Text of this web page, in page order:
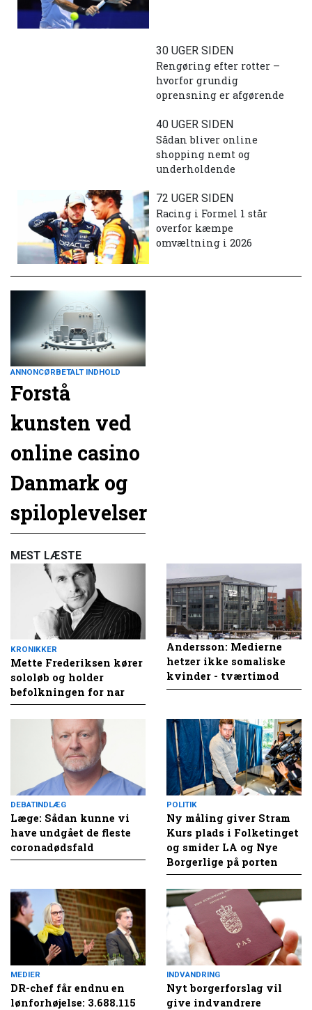
30 UGER SIDEN
Rengøring efter rotter –
hvorfor grundig
oprensning er afgørende
40 UGER SIDEN
Sådan bliver online
shopping nemt og
underholdende
72 UGER SIDEN
Racing i Formel 1 står
overfor kæmpe
omvæltning i 2026
ANNONCØRBETALT INDHOLD
Forstå
kunsten ved
online casino
Danmark og
spiloplevelser
MEST LÆSTE
KRONIKKER
Mette Frederiksen kører
sololøb og holder
befolkningen for nar
Andersson: Medierne
hetzer ikke somaliske
kvinder - tværtimod
DEBATINDLÆG
Læge: Sådan kunne vi
have undgået de fleste
coronadødsfald
POLITIK
Ny måling giver Stram
Kurs plads i Folketinget
og smider LA og Nye
Borgerlige på porten
MEDIER
DR-chef får endnu en
lønforhøjelse: 3.688.115
INDVANDRING
Nyt borgerforslag vil
give indvandrere